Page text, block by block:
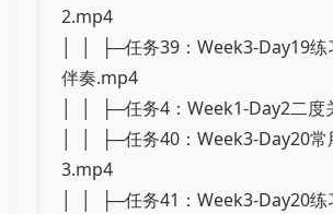
2.mp4
│ │ ├─任务39：Week3-Day19练
伴奏.mp4
│ │ ├─任务4：Week1-Day2二度
│ │ ├─任务40：Week3-Day20常
3.mp4
│ │ ├─任务41：Week3-Day20练